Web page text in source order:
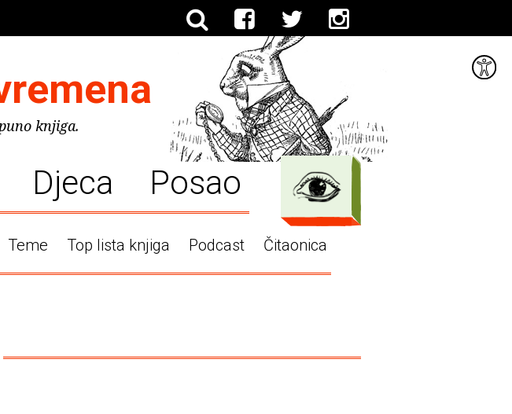
knjiga.
Djeca Posao
Teme Top lista knjiga Podcast Čitaonica